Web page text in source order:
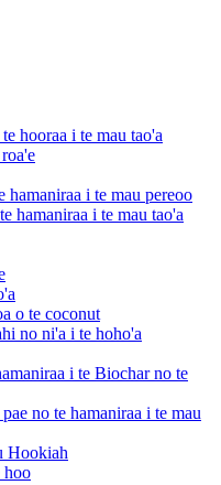
hooraa i te mau tao'a
hamaniraa i te mau pereoo
hamaniraa i te mau tao'a
o te coconut
no ni'a i te hoho'a
i te Biochar no te
no te hamaniraa i te mau
Hookiah
hoo